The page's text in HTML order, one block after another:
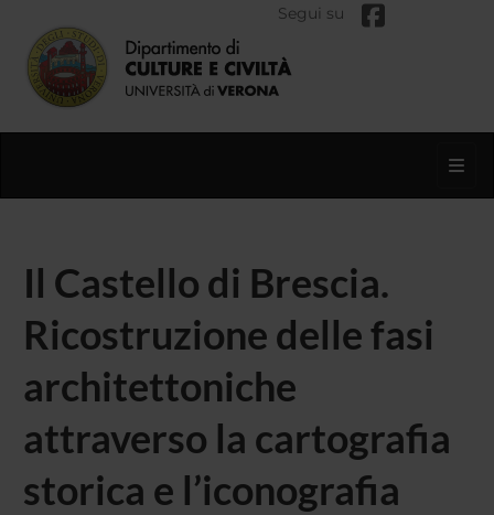
Segui su
Il Castello di Brescia.
Ricostruzione delle fasi
architettoniche
attraverso la cartografia
storica e l’iconografia